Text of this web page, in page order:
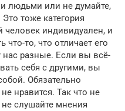
людьми или не думайте,
тоже категория
индивидуален, и
то, что отличает его
нас разные. Если вы всё-
себя с другими, вы
Обязательно
нравится. Так что не
слушайте мнения